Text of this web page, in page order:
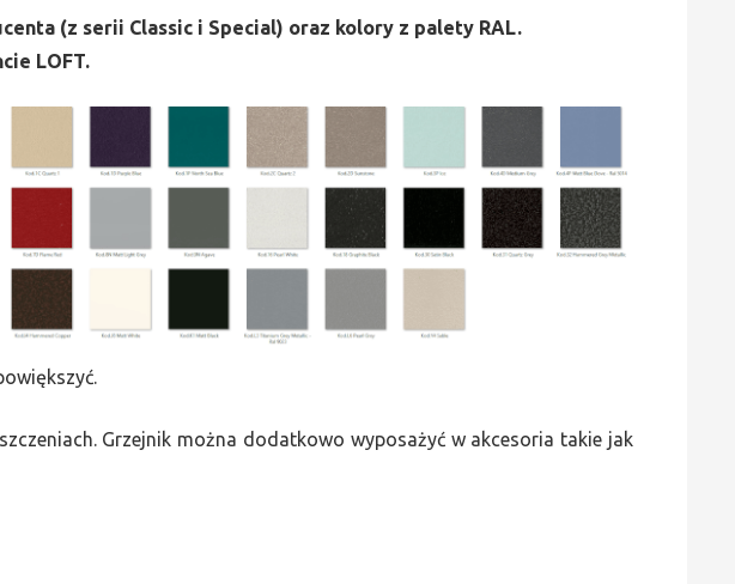
(z serii Classic i Special) oraz kolory z palety RAL.
LOFT.
Grzejnik można dodatkowo wyposażyć w akcesoria takie jak